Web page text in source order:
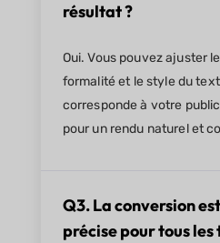
résultat ?
Oui. Vous pouvez ajuster
formalité et le style du
corresponde à votre
pour un rendu naturel et
Q3. La conversion
précise pour tous les